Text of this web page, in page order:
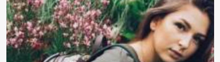
Débat
:
les
réseaux
sociaux
sont-